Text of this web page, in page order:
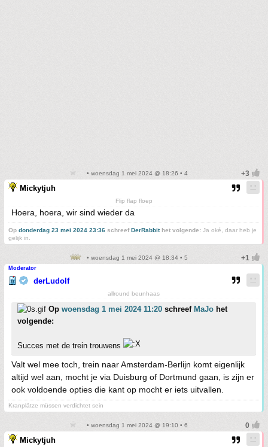
• woensdag 1 mei 2024 @ 18:26 • 4
Mickytjuh
Flip flap floep
Hoera, hoera, wir sind wieder da
Op donderdag 23 mei 2024 23:36 schreefDerRabbithet volgende: Ja oké, daar heb je
gelijk in.
• woensdag 1 mei 2024 @ 18:34 • 5
Moderator
derLudolf
allround beunhaas
Op woensdag 1 mei 2024 11:20 schreef MaJo het
volgende:
Succes met de trein trouwens
Valt wel mee toch, trein naar Amsterdam-Berlijn komt eigenlijk
altijd wel aan, mocht je via Duisburg of Dortmund gaan, is zijn er
ook voldoende opties die kant op mocht er iets uitvallen.
Kranplätze müssen verdichtet sein
• woensdag 1 mei 2024 @ 19:10 • 6
Mickytjuh